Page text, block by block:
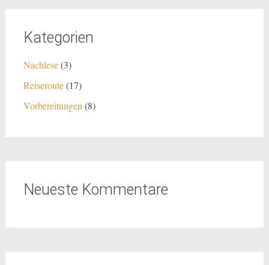
Kategorien
Nachlese(3)
Reiseroute(17)
Vorbereitungen (8)
Neueste Kommentare